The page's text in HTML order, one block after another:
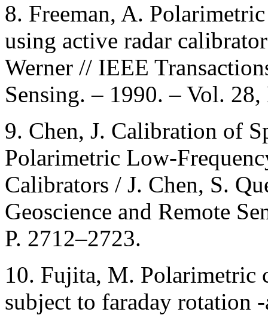
8. Freeman, A.
using active radar
Werner // IEEE
Sensing. – 1990. – Vol.
9. Chen, J. Calibration of
Polarimetric Low-
Calibrators / J. Chen, S.
Geoscience and Remote
P. 2712–2723.
10. Fujita, M. Polarimetric
subject to faraday rotation